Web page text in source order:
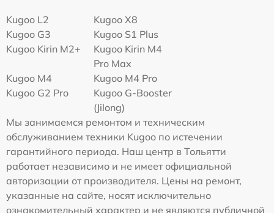
Kugoo L2
Kugoo X8
Kugoo G3
Kugoo S1 Plus
Kugoo Kirin M2+
Kugoo Kirin M4
Pro Max
Kugoo M4
Kugoo M4 Pro
Kugoo G2 Pro
Kugoo G-Booster
(Jilong)
Мы занимаемся ремонтом и техническим
обслуживанием техники Kugoo по истечении
гарантийного периода. Наш центр в Тольятти
работает независимо и не имеет официальной
авторизации от производителя. Цены на ремонт,
указанные на сайте, носят исключительно
ознакомительный характер и не являются публичной